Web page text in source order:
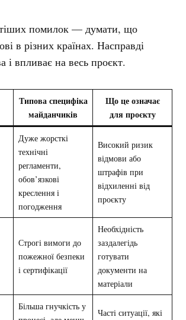
помилок — думати, що
в різних країнах. Насправді
і впливає на весь проєкт.
Типова специфіка
майданчиків
Що це означає
для проєкту
Дуже жорсткі
технічні
регламенти,
обов’язкові
креслення і
погодження
Високий ризик
відмови або
штрафів при
відхиленні від
проєкту
Строгі вимоги до
пожежної безпеки
і сертифікації
Необхідність
заздалегідь
готувати
документи на
матеріали
Більша гнучкість у
Часті ситуації, які